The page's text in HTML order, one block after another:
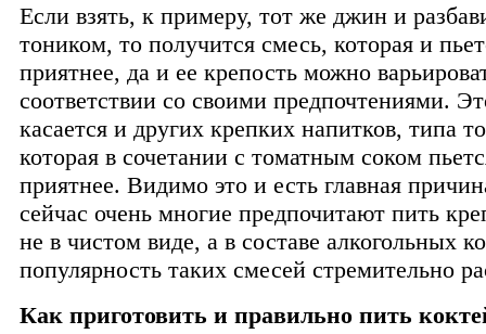
Если взять, к примеру, тот же джин и
тоником, то получится смесь, которая и
приятнее, да и ее крепость можно
соответствии со своими предпочтениями.
касается и других крепких напитков, типа
которая в сочетании с томатным соком
приятнее. Видимо это и есть главная
сейчас очень многие предпочитают пить
не в чистом виде, а в составе алкогольных
популярность таких смесей стремительно
Как приготовить и правильно пить